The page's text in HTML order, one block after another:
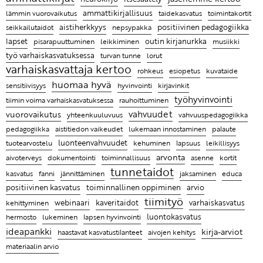
KYYTI 2022 on Suomen innostavin korona-ajan
opetusalan tapahtuma
tärkeää tunnetaitojen opettaminen on lapsille
Elina Rostin mielestä on tärkeä nähdä jokaisessa
lapsessa ja aikuisessa vahvuuksia
Ammattikirjojen lukeminen on pieni pysähdys oman
työn äärelle
Entä jos lapsen hyvän kasvun juuret ovat tiimissäsi?
Leikin lomassa on luontevaa harjoitella uusia taitoja
Ratkaisujen muistitaulu
Lasten kanssa jokainen päivä on erilainen ja se
tekeekin työstä mielenkiintoista
Ammattikirjat auttavat ymmärtämään, miksi lapsi
käyttäytyy tietyllä tavalla ja antaa parempia keinoja
kohdata hänet
lämmin vuorovaikutus ammattikirjallisuus taidekasvatus toimintakortit
seikkailutaidot aistiherkkyys nepsypakka positiivinen pedagogiikka
lapset pisarapuuttuminen leikkiminen outin kirjanurkka musiikki
työ varhaiskasvatuksessa turvan tunne lorut
varhaiskasvattaja kertoo rohkeus esiopetus kuvataide
sensitiivisyys huomaa hyvä hyvinvointi kirjavinkit
tiimin voima varhaiskasvatuksessa rauhoittuminen työhyvinvointi
vuorovaikutus yhteenkuuluvuus vahvuudet vahvuuspedagogiikka
pedagogiikka aistitiedon vaikeudet lukemaan innostaminen
palaute
tuotearvostelu
luonteenvahvuudet kehuminen lapsuus leikillisyys
aivoterveys dokumentointi toiminnallisuus arvonta asenne
kortit
kasvatus fanni jännittäminen tunnetaidot jaksaminen educa
positiivinen kasvatus toiminnallinen oppiminen arvio
kehittyminen webinaari kaveritaidot tiimityö varhaiskasvatus
hermosto lukeminen lapsen hyvinvointi luontokasvatus
ideapankki haastavat kasvatustilanteet aivojen kehitys kirja-arviot
materiaalin arvio